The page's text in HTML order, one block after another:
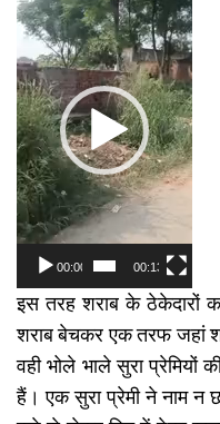
Player
00:00 00:13
इस तरह शराब के ठेकेदारों
शराब बेचकर एक तरफ जहां
वही भोले भाले सुरा प्रेमियों
हैं। एक सुरा प्रेमी ने नाम न